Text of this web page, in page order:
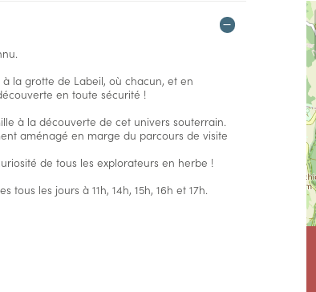
la grotte de Labeil, où chacun, et en
en toute sécurité !
à la découverte de cet univers souterrain.
aménagé en marge du parcours de visite
de tous les explorateurs en herbe !
les jours à 11h, 14h, 15h, 16h et 17h.